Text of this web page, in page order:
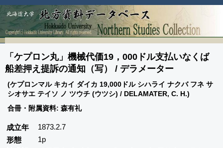
「ケプロン丸」機械代価19，000ドル支払いなくば
船差押え提訴の通知（写） / デラメーター
(ケプロンマル キカイ ダイカ 19,000ドル シハライ ナクバ フネ サ
シオサエ テイソ ノ ツウチ (ウツシ) / DELAMATER, C. H.)
合冊・附属資料: 森有礼
成立年
1873.2.7
形態
1p